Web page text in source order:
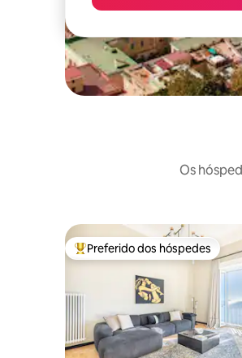
Os
Entre os melhores preferidos
Preferido dos hóspedes